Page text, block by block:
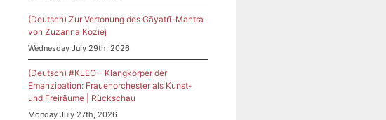
(Deutsch) Zur Vertonung des Gāyatrī-Mantra
von Zuzanna Koziej
Wednesday July 29th, 2026
(Deutsch) #KLEO – Klangkörper der
Emanzipation: Frauenorchester als Kunst-
und Freiräume | Rückschau
Monday July 27th, 2026